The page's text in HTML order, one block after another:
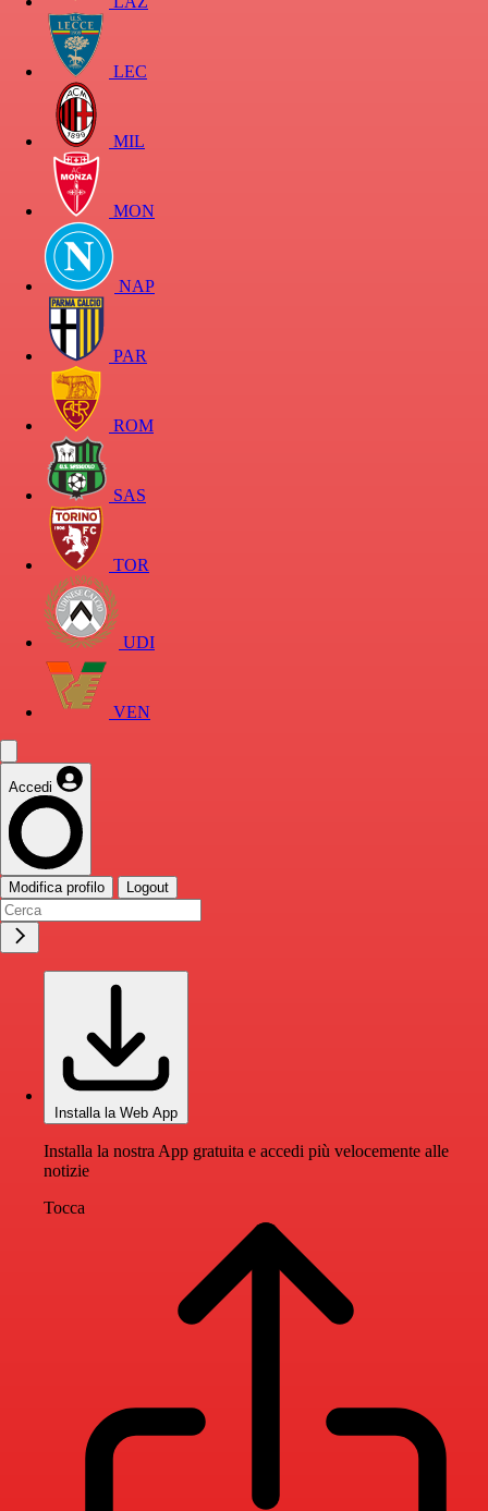
LEC
MIL
MON
NAP
PAR
ROM
SAS
TOR
UDI
VEN
Accedi
Modifica profilo Logout
Installa la Web App
Installa la nostra App gratuita e accedi più velocemente alle
notizie
Tocca